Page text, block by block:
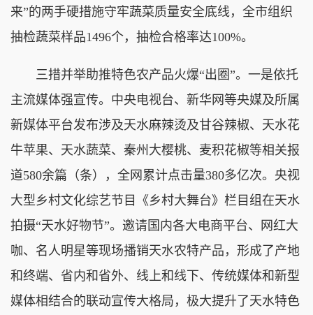
来”的两手硬措施守牢蔬菜质量安全底线，全市组织
抽检蔬菜样品1496个，抽检合格率达100%。
三措并举助推特色农产品火爆“出圈”。一是依托
主流媒体强宣传。中央电视台、新华网等央媒及所属
新媒体平台发布涉及天水麻辣烫及甘谷辣椒、天水花
牛苹果、天水蔬菜、秦州大樱桃、麦积花椒等相关报
道580余篇（条），全网累计点击量380多亿次。央视
大型乡村文化综艺节目《乡村大舞台》栏目组在天水
拍摄“天水好物节”。邀请国内各大电商平台、网红大
咖、名人明星等现场播销天水农特产品，形成了产地
和终端、省内和省外、线上和线下、传统媒体和新型
媒体相结合的联动宣传大格局，极大提升了天水特色